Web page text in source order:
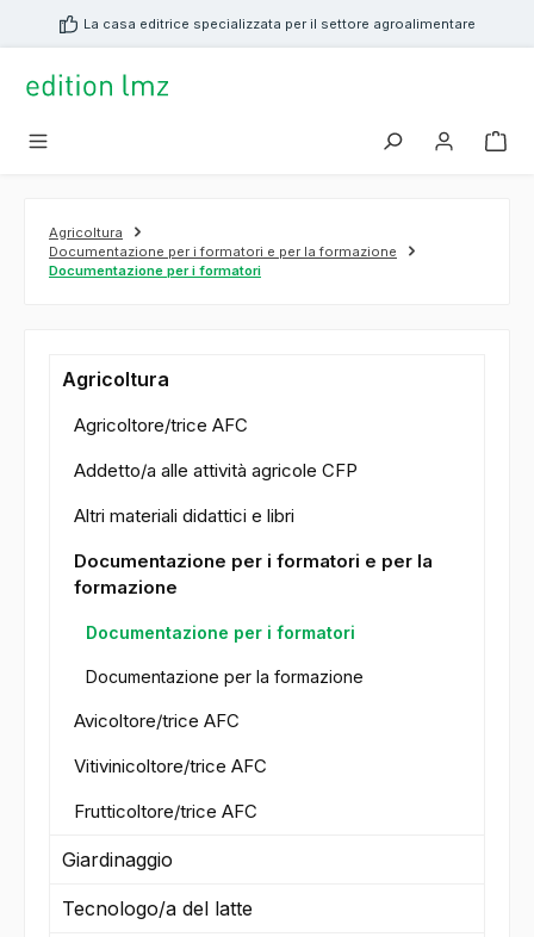
principaleLa casa editrice specializzata per il settore agroalimentare
Agricoltura
Documentazione per i formatori e per la formazione
Documentazione per i formatori
Agricoltura
Agricoltore/trice AFC
Addetto/a alle attività agricole CFP
Altri materiali didattici e libri
Documentazione per i formatori e per la
formazione
Documentazione per i formatori
Documentazione per la formazione
Avicoltore/trice AFC
Vitivinicoltore/trice AFC
Frutticoltore/trice AFC
Giardinaggio
Tecnologo/a del latte